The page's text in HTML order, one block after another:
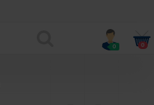
0 0